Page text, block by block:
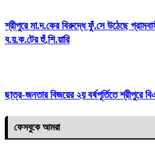
শ্রীপুরে মা.দ.কের বিরুদ্ধে ফুঁ.সে উঠেছে
ব.য়.ক.টের হুঁ.শি.য়ারি
ছাত্র-জনতার বিজয়ের ২য় বর্ষপূর্তিতে শ্রীপুরে
ফেসবুকে আমরা